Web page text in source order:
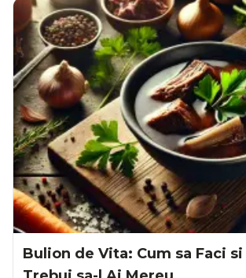
Bulion de Vita: Cum sa Faci